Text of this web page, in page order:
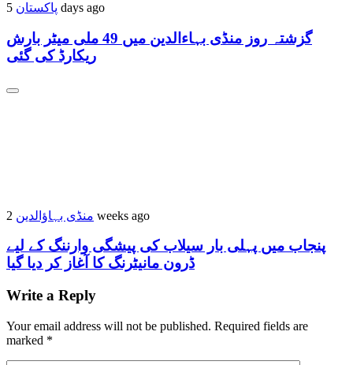
پاکستان 5 days ago
گزشتہ روز منڈی بہاءالدین میں 49 ملی میٹر بارش
ریکارڈ کی گئی
منڈی بہاؤالدین 2 weeks ago
پنجاب میں پہلی بار سیلاب کی پیشگی وارننگ کے لیے
ڈرون مانیٹرنگ کا آغاز کر دیا گیا
Write a Reply
Your email address will not be published. Required fields are
marked *